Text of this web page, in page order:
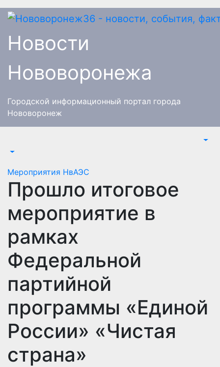
Перейти
Новости
Нововоронежа
Городской информационный портал города
Нововоронеж
Мероприятия НвАЭС
Прошло итоговое
мероприятие в
рамках
Федеральной
партийной
программы «Единой
России» «Чистая
страна»